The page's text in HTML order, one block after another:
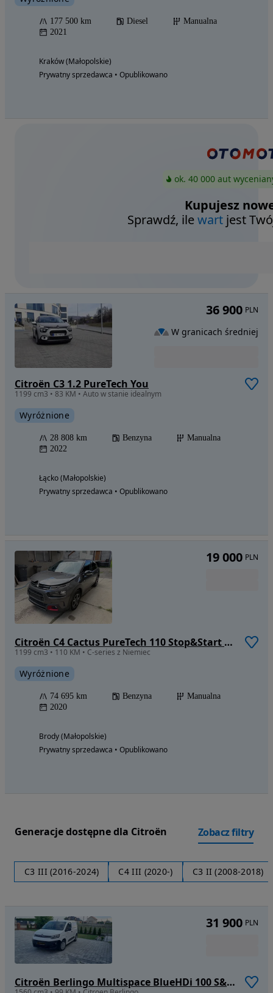
177 500 km Diesel
Manualna
2021
Kraków (Małopolskie)
Prywatny sprzedawca • Opublikowano
ok. 40 000 aut
Kupujesz
Sprawdź, ilewart jest
Citroën C3 1.2 PureTech You
1199 cm3 • 83 KM • Auto w stanie idealnym
Wyróżnione
28 808 km Benzyna
Manualna
2022
Łącko (Małopolskie)
Prywatny sprzedawca • Opublikowano
36 900 PLN
W granicach średniej
Citroën C4 Cactus PureTech 110 Stop&Start C-SERIES
1199 cm3 • 110 KM • C-series z Niemiec
Wyróżnione
74 695 km Benzyna
Manualna
2020
Brody (Małopolskie)
Prywatny sprzedawca • Opublikowano
19 000 PLN
Generacje dostępne dla Citroën Zobacz filtry
C3 III (2016-2024) C4 III (2020-) C3 II (2008-2018)
Citroën Berlingo Multispace BlueHDi 100 S&S SELECTION
31 900 PLN